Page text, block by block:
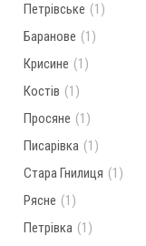
Петрівське (1)
Баранове (1)
Крисине (1)
Костів (1)
Просяне (1)
Писарівка (1)
Стара Гнилиця (1)
Рясне (1)
Петрівка (1)